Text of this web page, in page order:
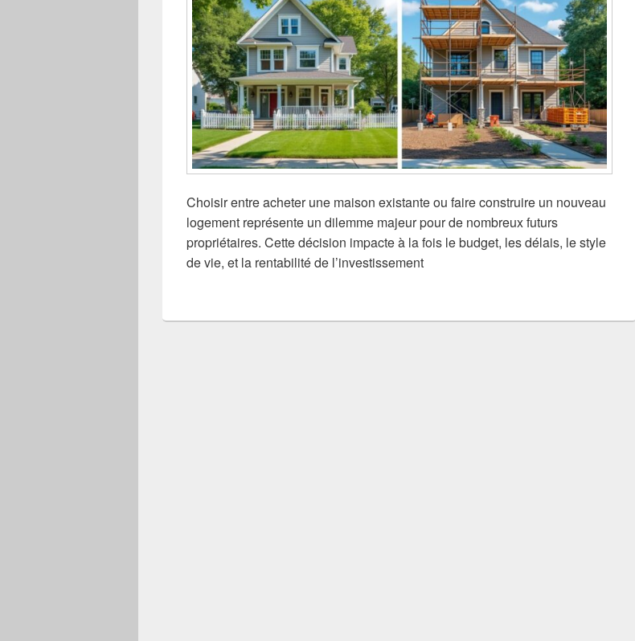
Choisir entre acheter une maison existante ou faire construire un nouveau
logement représente un dilemme majeur pour de nombreux futurs
propriétaires. Cette décision impacte à la fois le budget, les délais, le style
de vie, et la rentabilité de l’investissement